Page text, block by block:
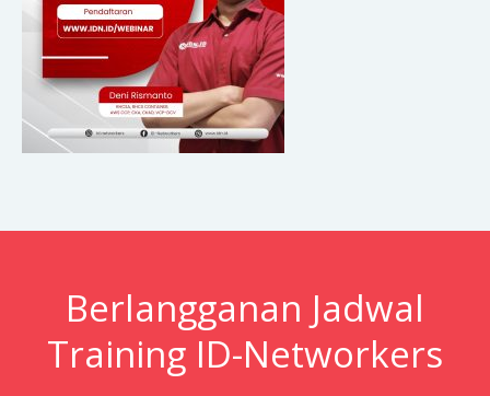
Berlangganan Jadwal
Training ID-Networkers